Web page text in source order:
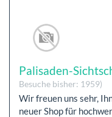
Palisaden-
Besuche bisher: 1959)
Wir freuen uns sehr,
neuer Shop für